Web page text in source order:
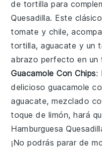
de tortilla para
Quesadilla. Este
tomate y chile,
tortilla,aguacate y un
abrazo perfecto en un
Guacamole Con Chips:
deliciosoguacamole
aguacate, mezclado
toque de limón, hará
Hamburguesa
¡No podrás parar de